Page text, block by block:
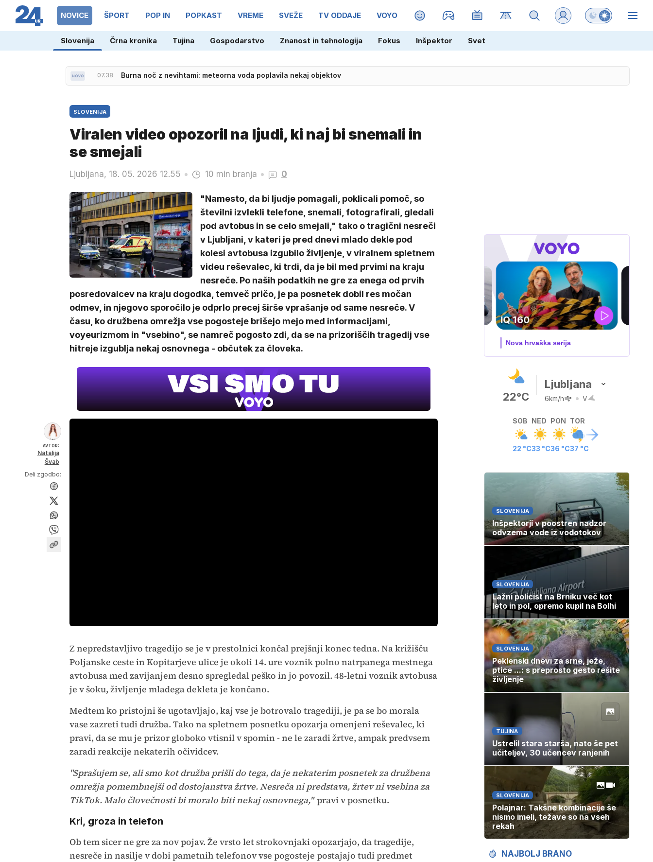
NOVICE ŠPORT POP IN POPKAST VREME SVEŽE TV ODDAJE VOYO MAGAZIN Preklopi barvni
Slovenija Črna kronika Tujina Gospodarstvo Znanost in tehnologija Fokus Inšpektor Svet
07.38 Burna noč z nevihtami: meteorna voda poplavila nekaj objektov
SLOVENIJA
Viralen video opozoril na ljudi, ki naj bi snemali in
se smejali
Ljubljana, 18. 05. 2026 12.55 10 min branja 0
"Namesto, da bi ljudje pomagali, poklicali pomoč, so
številni izvlekli telefone, snemali, fotografirali, gledali
pod avtobus in se celo smejali," tako o tragični nesreči
v Ljubljani, v kateri je pred dnevi mlado dekle pod
kolesi avtobusa izgubilo življenje, v viralnem spletnem
videu reševalec, ki trdi, da je bil med prvimi na kraju
nesreče. Po naših podatkih ne gre za enega od prvih
posredovalcev na kraju dogodka, temveč pričo, je pa posnetek dobil res močan
odmev, in njegovo sporočilo je odprlo precej širše vprašanje od same nesreče. V
času, ko družbena omrežja vse pogosteje brišejo mejo med informacijami,
voyeurizmom in "vsebino", se namreč pogosto zdi, da se na prizoriščih tragedij vse
hitreje izgublja nekaj osnovnega - občutek za človeka.
AVTOR:
Natalija
Švab
Deli zgodbo:
Z nepredstavljivo tragedijo se je v prestolnici končal prejšnji konec tedna. Na križišču
Poljanske ceste in Kopitarjeve ulice je okoli 14. ure voznik polno natrpanega mestnega
avtobusa med zavijanjem desno spregledal peško in jo povozil. 48-letni voznik avtobusa
je v šoku, življenje mladega dekleta je končano.
Medtem ko pristojni še ugotavljajo, kaj vse je botrovalo tragediji, je pa se bo morala
vase zazreti tudi družba. Tako na spletnem posnetku opozarja omenjeni reševalec, ki
pravi, da se mu je prizor globoko vtisnil v spomin - ne le zaradi žrtve, ampak predvsem
zaradi reakcije nekaterih očividcev.
"Sprašujem se, ali smo kot družba prišli do tega, da je nekaterim posnetek za družbena
omrežja pomembnejši od dostojanstva žrtve. Nesreča ni predstava, žrtev ni vsebina za
TikTok. Malo človečnosti bi moralo biti nekaj osnovnega,"pravi v posnetku.
Kri, groza in telefon
Ob tem sicer ne gre za nov pojav. Že vrsto let strokovnjaki opozarjajo, da tragedije,
nesreče in nasilje v dobi pametnih telefonov vse pogosteje postajajo tudi predmet
DOSJE JARAK
3. sezona dokumentarne serije
22°C
Ljubljana
6km/h V
SOB
22 °C
NED
33 °C
PON
36 °C
TOR
37 °C
SLOVENIJA
Inšpektorji v poostren nadzor
odvzema vode iz vodotokov
SLOVENIJA
Lažni policist na Brniku več kot
leto in pol, opremo kupil na Bolhi
SLOVENIJA
Peklenski dnevi za srne, ježe,
ptice ...: s preprosto gesto rešite
življenje
TUJINA
Ustrelil stara starša, nato še pet
učiteljev, 30 učencev ranjenih
SLOVENIJA
Polajnar: Takšne kombinacije še
nismo imeli, težave so na vseh
rekah
NAJBOLJ BRANO